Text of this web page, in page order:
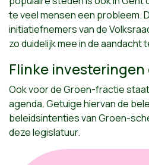
te veel mensen een probleem.
initiatiefnemers van de
zo duidelijk mee in de aandacht
Flinke investeringen
Ook voor de Groen-fractie
agenda. Getuige hiervan de
beleidsintenties van Groen-
deze legislatuur.